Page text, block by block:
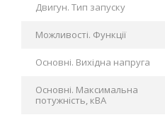
Двигун. Тип запуску
Можливості. Функції
Основні. Вихідна напруга
Основні. Максимальна
потужність, кВА